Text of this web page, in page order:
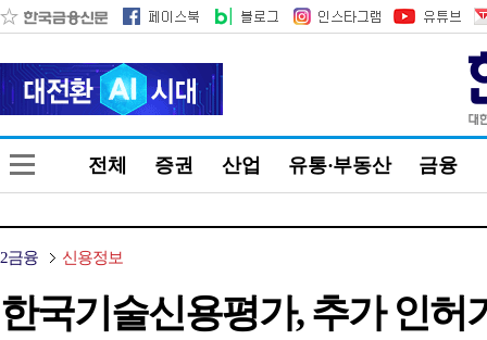
전체 증권 산업 유통·부동산 금융
2금융 신용정보
한국기술신용평가, 추가 인허